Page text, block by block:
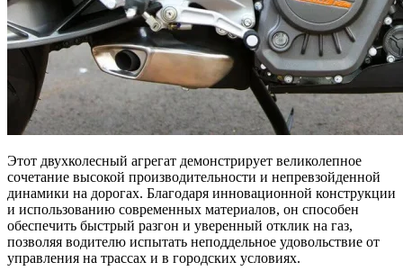
Этот двухколесный агрегат демонстрирует великолепное
сочетание высокой производительности и непревзойденной
динамики на дорогах. Благодаря инновационной конструкции
и использованию современных материалов, он способен
обеспечить быстрый разгон и уверенный отклик на газ,
позволяя водителю испытать неподдельное удовольствие от
управления на трассах и в городских условиях.